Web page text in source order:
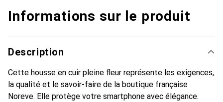
Informations sur le produit
Description
Cette housse en cuir pleine fleur représente les exigences,
la qualité et le savoir-faire de la boutique française
Noreve. Elle protège votre smartphone avec élégance.